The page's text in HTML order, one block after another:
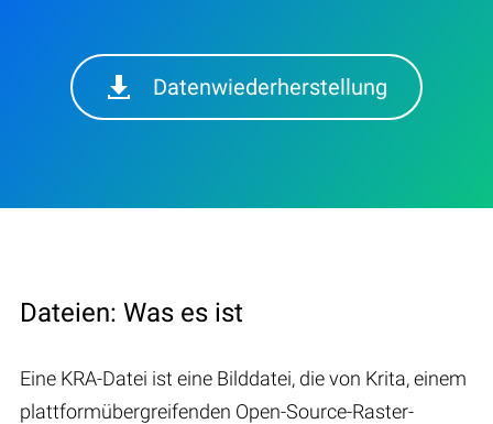
Datenwiederherstellung
Dateien: Was es ist
Eine KRA-Datei ist eine Bilddatei, die von Krita, einem
plattformübergreifenden Open-Source-Raster-